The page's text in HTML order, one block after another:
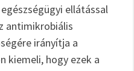
ellátással
antimikrobiális
irányítja a
kiemeli, hogy ezek a